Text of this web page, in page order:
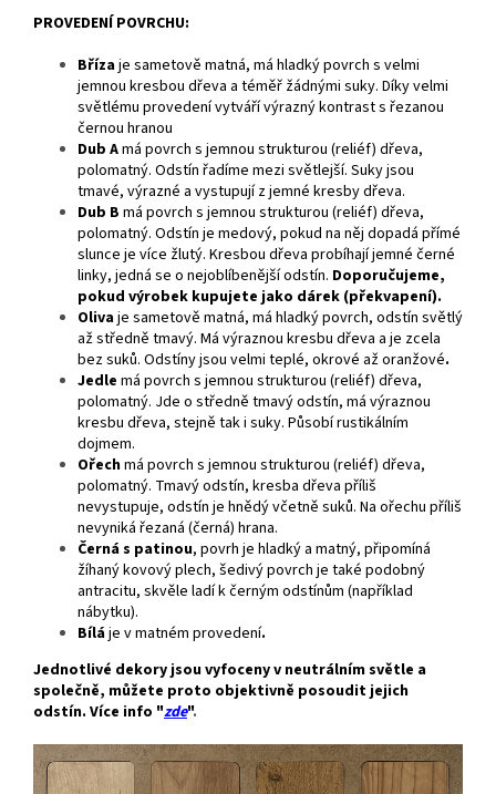
PROVEDENÍ POVRCHU:
Břízaje sametově matná, má hladký povrch s velmi
jemnou kresbou dřeva a téměř žádnými suky. Díky velmi
světlému provedení vytváří výrazný kontrast s řezanou
černou hranou
Dub Amá povrch s jemnou strukturou (reliéf) dřeva,
polomatný. Odstín řadíme mezi světlejší. Suky jsou
tmavé, výrazné a vystupují z jemné kresby dřeva.
Dub B má povrch s jemnou strukturou (reliéf) dřeva,
polomatný. Odstín je medový, pokud na něj dopadá přímé
slunce je více žlutý. Kresbou dřeva probíhají jemné černé
linky, jedná se o nejoblíbenější odstín. Doporučujeme,
pokud výrobek kupujete jako dárek (překvapení).
Olivaje sametově matná, má hladký povrch, odstín světlý
až středně tmavý. Má výraznou kresbu dřeva a je zcela
bez suků. Odstíny jsou velmi teplé, okrové až oranžové.
Jedle má povrch s jemnou strukturou (reliéf) dřeva,
polomatný. Jde o středně tmavý odstín, má výraznou
kresbu dřeva, stejně tak i suky. Působí rustikálním
dojmem.
Ořechmá povrch s jemnou strukturou (reliéf) dřeva,
polomatný. Tmavý odstín, kresba dřeva příliš
nevystupuje, odstín je hnědý včetně suků. Na ořechu příliš
nevyniká řezaná (černá) hrana.
Černá s patinou, povrh je hladký a matný, připomíná
žíhaný kovový plech, šedivý povrch je také podobný
antracitu, skvěle ladí k černým odstínům (například
nábytku).
Bíláje v matném provedení.
Jednotlivé dekory jsou vyfoceny v neutrálním světle a
společně, můžete proto objektivně posoudit jejich
odstín. Více info "zde".